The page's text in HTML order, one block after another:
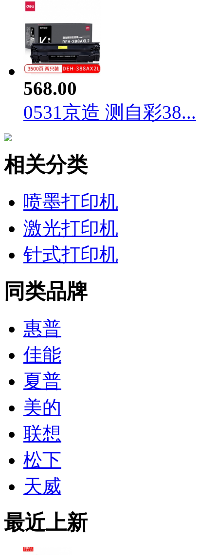
568.00
0531京造 测自彩38...
相关分类
喷墨打印机
激光打印机
针式打印机
同类品牌
惠普
佳能
夏普
美的
联想
松下
天威
最近上新